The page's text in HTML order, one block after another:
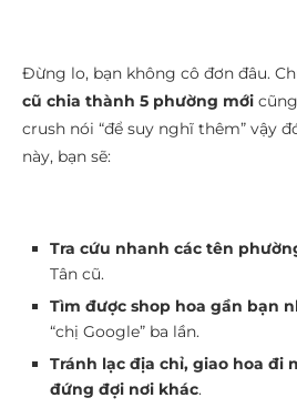
Đừng lo, bạn không cô đơn đâu.
cũ chia thành 5 phường mới
crush nói “để suy nghĩ thêm” vậy
này, bạn sẽ:
Tra cứu nhanh các tên
Tân cũ.
Tìm được shop hoa gần bạn
“chị Google” ba lần.
Tránh lạc địa chỉ, giao hoa đi
đứng đợi nơi khác.